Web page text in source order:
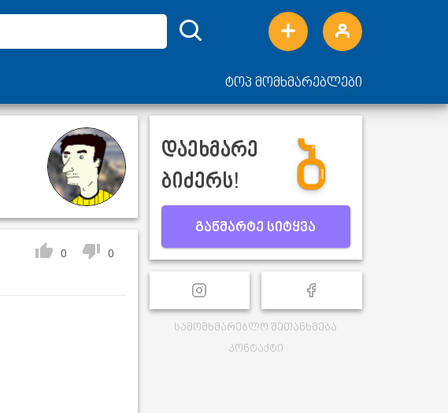
ტოპ მომხმარებლები
0 0
დაეხმარე
ბიძერს!
განმარტე სიტყვა
სამომხმარებლო შეთანხმება
კონტაქტი